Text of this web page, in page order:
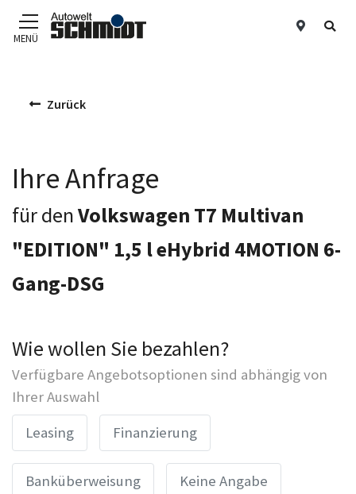
MENÜ
Zurück
Ihre Anfrage
für denVolkswagen T7 Multivan
"EDITION" 1,5 l eHybrid 4MOTION 6-
Gang-DSG
Wie wollen Sie bezahlen?
Verfügbare Angebotsoptionen sind abhängig von
Ihrer Auswahl
Leasing
Finanzierung
Banküberweisung Keine Angabe